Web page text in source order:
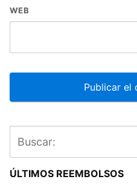
WEB
ÚLTIMOS REEMBOLSOS